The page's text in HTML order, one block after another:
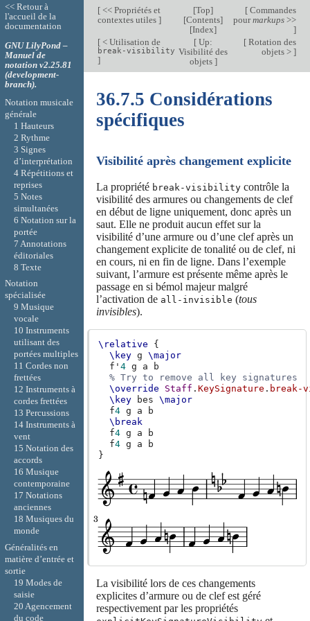
[<< Propriétés et
contextes utiles ]
[Top]
[Contents]
[Index]
[Commandes
pourmarkups>>
]
[< Utilisation de
break-visibility
]
[ Up:
Visibilité des
objets ]
[Rotation des
objets > ]
36.7.5 Considérations
spécifiques
Visibilité après changement explicite
La propriété break-visibilitycontrôle la
visibilité des armures ou changements de clef
en début de ligne uniquement, donc après un
saut. Elle ne produit aucun effet sur la
visibilité d’une armure ou d’une clef après un
changement explicite de tonalité ou de clef, ni
en cours, ni en fin de ligne. Dans l’exemple
suivant, l’armure est présente même après le
passage en si bémol majeur malgré
l’activation de all-invisible (tous
invisibles).
\relative
{
\key g \major
f' 4 g a
b
% Try to remove all key signatures
\override
Staff . KeySignature .
\key
bes \major
f4 g a
b
\break
f4 g a
b
f4 g a
b
}
La visibilité lors de ces changements
explicites d’armure ou de clef est géré
respectivement par les propriétés
<< Retour à
l'accueil de la
documentation
GNU LilyPond –
Manuel de
notation v2.25.81
(development-
branch).
Notation musicale
générale
1 Hauteurs
2 Rythme
3 Signes
d’interprétation
4 Répétitions et
reprises
5 Notes
simultanées
6 Notation sur la
portée
7 Annotations
éditoriales
8 Texte
Notation
spécialisée
9 Musique
vocale
10 Instruments
utilisant des
portées multiples
11 Cordes non
frettées
12 Instruments à
cordes frettées
13 Percussions
14 Instruments à
vent
15 Notation des
accords
16 Musique
contemporaine
17 Notations
anciennes
18 Musiques du
monde
Généralités en
matière d’entrée et
sortie
19 Modes de
saisie
20 Agencement
du code